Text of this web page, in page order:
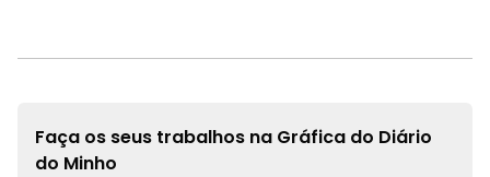
Faça os seus trabalhos na Gráfica do Diário
do Minho